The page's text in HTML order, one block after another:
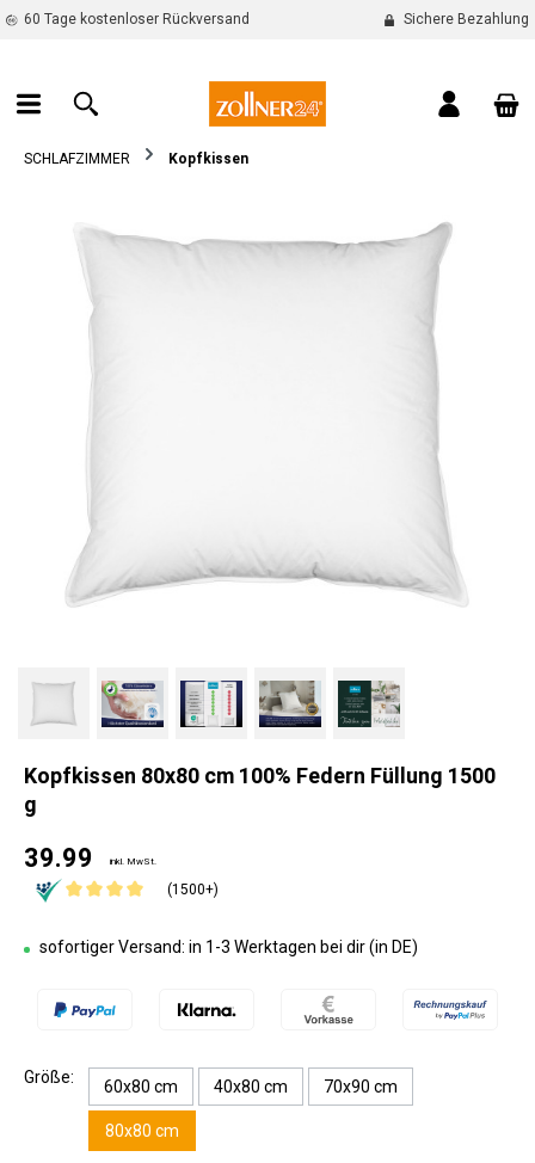
springen
60 Tage kostenloser Rückversand Sichere Bezahlung
SCHLAFZIMMER Kopfkissen
Bildergalerie überspringen
Kopfkissen 80x80 cm 100% Federn Füllung 1500
g
39.99 inkl. MwSt.
(1500+)
sofortiger Versand: in 1-3 Werktagen bei dir (in DE)
Größe: 60x80 cm 40x80 cm 70x90 cm
80x80 cm